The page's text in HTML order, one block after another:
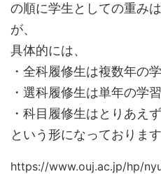
の順に学生としての重み
が、
具体的には、
・全科履修生は複数年の
・選科履修生は単年の学
・科目履修生はとりあえ
という形になっております
https://www.ouj.ac.jp/hp/